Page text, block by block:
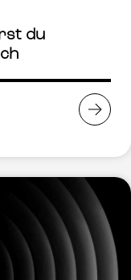
du